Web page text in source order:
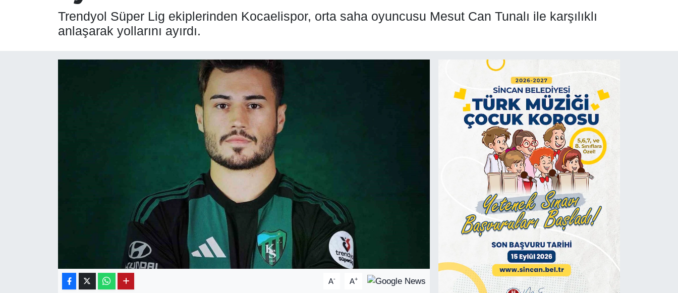
Trendyol Süper Lig ekiplerinden Kocaelispor, orta saha oyuncusu Mesut Can Tunalı ile karşılıklı
anlaşarak yollarını ayırdı.
A- A+